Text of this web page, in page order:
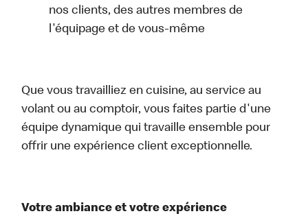
nos clients, des autres membres de
l'équipage et de vous-même
Que vous travailliez en cuisine, au service au
volant ou au comptoir, vous faites partie d'une
équipe dynamique qui travaille ensemble pour
offrir une expérience client exceptionnelle.
Votre ambiance et votre expérience